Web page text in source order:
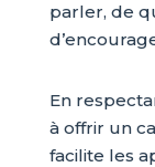
parler, de
En
à offrir un
facilite les